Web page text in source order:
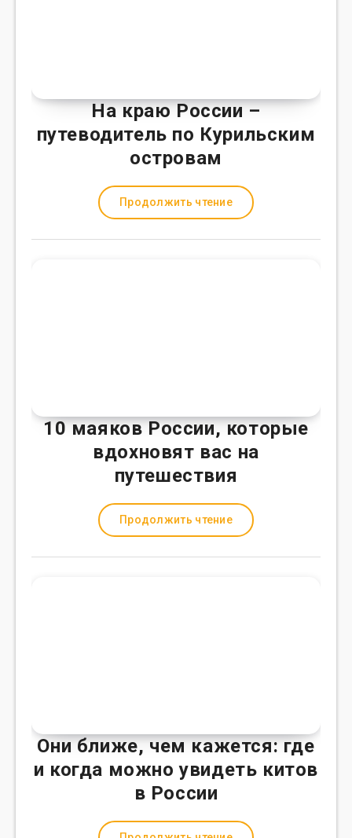
На краю России –
путеводитель по Курильским
островам
Продолжить чтение
10 маяков России, которые
вдохновят вас на
путешествия
Продолжить чтение
Они ближе, чем кажется: где
и когда можно увидеть китов
в России